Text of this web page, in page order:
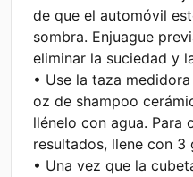
de que el automóvil
sombra. Enjuague
eliminar la suciedad y
• Use la taza
oz de shampoo
llénelo con agua. Para
resultados, llene con 3
• Una vez que la